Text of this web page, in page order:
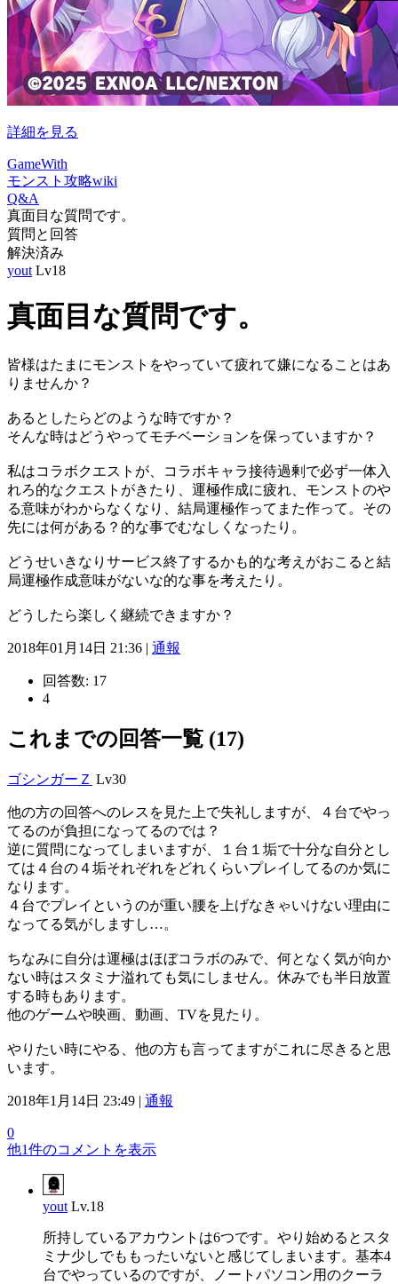
詳細を見る
GameWith
モンスト攻略wiki
Q&A
真面目な質問です。
質問と回答
解決済み
yout Lv18
真面目な質問です。
皆様はたまにモンストをやっていて疲れて嫌になることはあ
りませんか？
あるとしたらどのような時ですか？
そんな時はどうやってモチベーションを保っていますか？
私はコラボクエストが、コラボキャラ接待過剰で必ず一体入
れろ的なクエストがきたり、運極作成に疲れ、モンストのや
る意味がわからなくなり、結局運極作ってまた作って。その
先には何がある？的な事でむなしくなったり。
どうせいきなりサービス終了するかも的な考えがおこると結
局運極作成意味がないな的な事を考えたり。
どうしたら楽しく継続できますか？
2018年01月14日 21:36 | 通報
回答数: 17
4
これまでの回答一覧 (17)
ゴシンガーＺ Lv30
他の方の回答へのレスを見た上で失礼しますが、４台でやっ
てるのが負担になってるのでは？
逆に質問になってしまいますが、１台１垢で十分な自分とし
ては４台の４垢それぞれをどれくらいプレイしてるのか気に
なります。
４台でプレイというのが重い腰を上げなきゃいけない理由に
なってる気がしますし…。
ちなみに自分は運極はほぼコラボのみで、何となく気が向か
ない時はスタミナ溢れても気にしません。休みでも半日放置
する時もあります。
他のゲームや映画、動画、TVを見たり。
やりたい時にやる、他の方も言ってますがこれに尽きると思
います。
2018年1月14日 23:49 | 通報
0
他1件のコメントを表示
yout Lv.18
所持しているアカウントは6つです。やり始めるとスタ
ミナ少しでももったいないと感じてしまいます。基本4
台でやっているのですが、ノートパソコン用のクーラ